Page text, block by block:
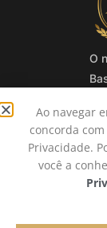
O
e
Ao navegar
concorda
Privacidade.
você a